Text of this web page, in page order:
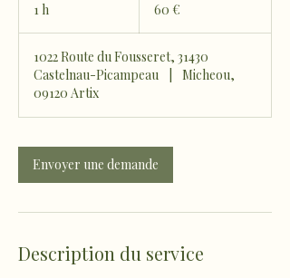
1 h 60 €
1022 Route du Fousseret, 31430
Castelnau-Picampeau
Micheou,
09120 Artix
Envoyer une demande
Description du service